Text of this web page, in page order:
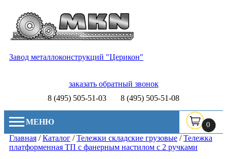
Завод металлоконструкций "Церикон"
заказать обратный звонок
8 (495) 505-51-03
8 (495) 505-51-08
0
МЕНЮ
Главная /Каталог /Тележки складские грузовые /Тележка
платформенная ТП с фанерным настилом с 2 ручками